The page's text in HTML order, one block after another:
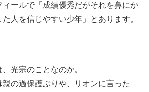
ィールで「成績優秀だがそれを鼻にか
人を信じやすい少年」とあります。
光宗のことなのか。
の過保護ぶりや、リオンに言った